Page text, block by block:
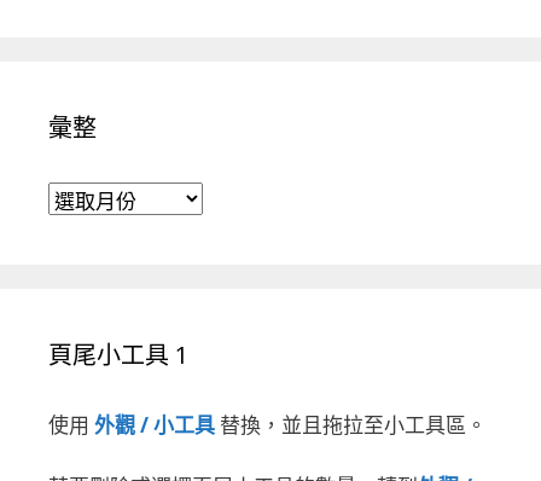
彙整
彙整
頁尾小工具 1
使用 外觀 / 小工具 替換，並且拖拉至小工具區。